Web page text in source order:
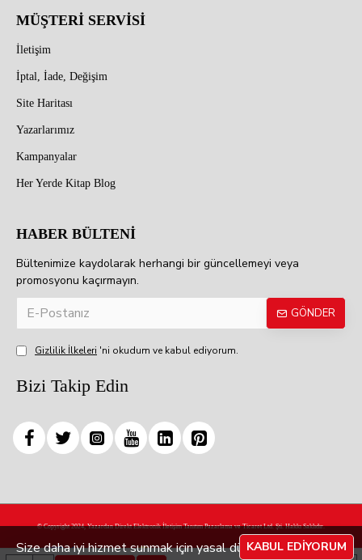
MÜŞTERİ SERVİSİ
İletişim
İptal, İade, Değişim
Site Haritası
Yazarlarımız
Kampanyalar
Her Yerde Kitap Blog
HABER BÜLTENİ
Bültenimize kaydolarak herhangi bir güncellemeyi veya
promosyonu kaçırmayın.
GÖNDER
Gizlilik İlkeleri 'ni okudum ve kabul ediyorum.
Bizi Takip Edin
© Copyright 2024, Yazardan Direkt Elektronik İletişim Tanıtım Pazarlama ve Ticaret Ltd. Şti. Hakkı Saklıdır.
KABUL EDIYORUM
Size daha iyi hizmet sunmak için yasal düzenlemelere